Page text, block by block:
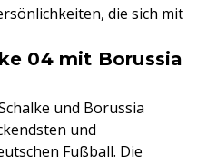
die sich mit
04 mit Borussia
und Borussia
und
Fußball. Die